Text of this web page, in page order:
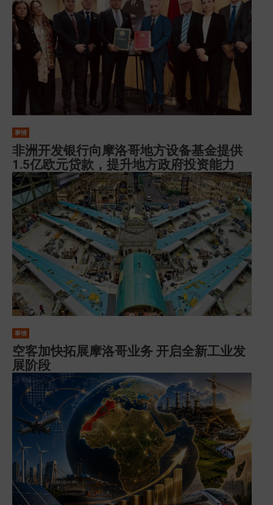
事情
非洲开发银行向摩洛哥地方设备基金提供
1.5亿欧元贷款，提升地方政府投资能力
事情
空客加快拓展摩洛哥业务 开启全新工业发
展阶段